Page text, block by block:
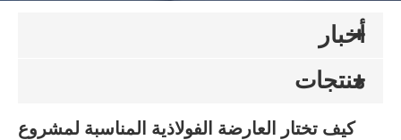
أخبار
منتجات
كيف تختار العارضة الفولاذية المناسبة لمشروع